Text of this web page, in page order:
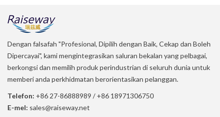
Dengan falsafah "Profesional, Dipilih dengan Baik, Cekap dan Boleh
Dipercayai", kami mengintegrasikan saluran bekalan yang pelbagai,
berkongsi dan memilih produk perindustrian di seluruh dunia untuk
memberi anda perkhidmatan berorientasikan pelanggan.
Telefon: +86 27-86888989 / +86 18971306750
E-mel: sales@raiseway.net